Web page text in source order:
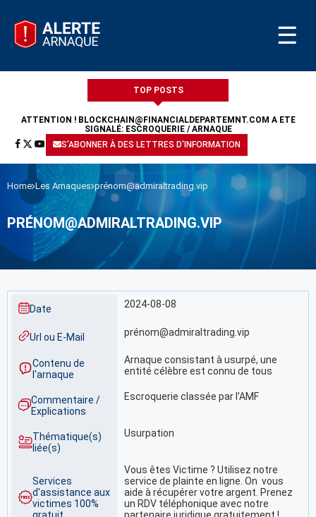
☰
TOP POSTS
ATTENTION ! BLOCKCHAIN@FINANCIALDEPARTEMNT.COM A ÉTÉ
SIGNALÉ: ESCROQUERIE / ARNAQUE
S'ABONNER À DES LETTRES D'INFORMATION
Home Les Arnaques prénom@admiraltrading.vip
PRÉNOM@ADMIRALTRADING.VIP
Date 2024-08-08
Url ou E-Mail prénom@admiraltrading.vip
Contenu de
l'arnaque
Arnaque consistant à usurpé, une
entité célèbre est connu de tous
Commentaire /
Explications
Escroquerie classée par l’AMF
Thématique(s)
liée(s)
Usurpation
Services
d'assistance aux
victimes 100%
Vous êtes Victime ? Utilisez notre
service de plainte en ligne. On vous
aide à récupérer votre argent. Prenez
un RDV téléphonique avec notre